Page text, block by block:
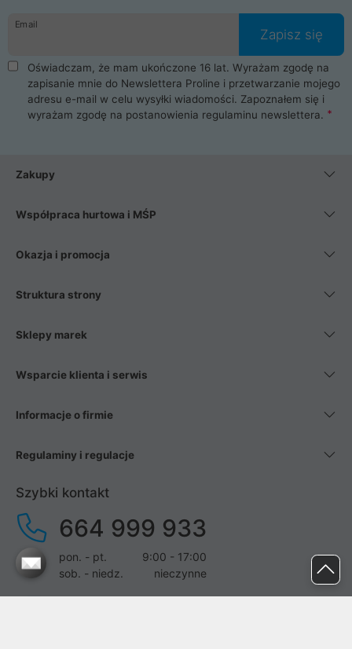
Email
Zapisz się
Oświadczam, że mam ukończone 16 lat. Wyrażam zgodę na
zapisanie mnie do Newslettera Proline i przetwarzanie mojego
adresu e-mail w celu wysyłki wiadomości. Zapoznałem się i
wyrażam zgodę na postanowienia regulaminu newslettera.
Zakupy
Współpraca hurtowa i MŚP
Okazja i promocja
Struktura strony
Sklepy marek
Wsparcie klienta i serwis
Informacje o firmie
Regulaminy i regulacje
Szybki kontakt
664 999 933
pon. - pt.
9:00 - 17:00
sob. - niedz.
nieczynne